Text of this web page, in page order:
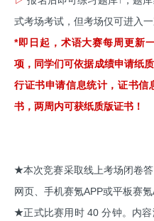
式考场考试，但考场仅可进入一
*即日起，术语大赛每周更新
项，同学们可依据成绩申请纸
行证书申请信息统计，证书信
书，两周内可获纸质版证书！
★本次竞赛采取线上考场闭卷
网页、手机赛氪APP或平板赛
★正式比赛用时 40 分钟。内